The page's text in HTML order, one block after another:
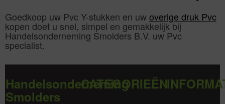
Goedkoop uw Pvc Y-stukken en uw overige druk Pvc
kopen doet u snel, simpel en gemakkelijk bij
Handelsonderneming Smolders B.V. uw Pvc
specialist.
Handelsonderneming
Smolders
CATEGORIEËN